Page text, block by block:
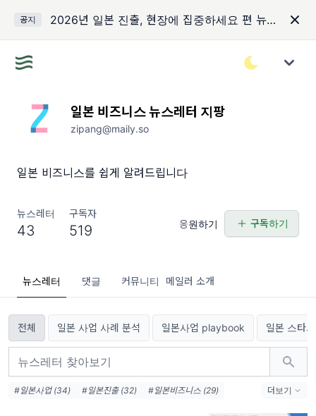
공지 2026년 일본 진출, 현장에 집중하세요 편 뉴스레터 지팡 제작 후기
일본 비즈니스 뉴스레터 지팡
zipang@maily.so
일본 비즈니스를 쉽게 알려드립니다
뉴스레터
43
구독자
519 응원하기 구독하기
뉴스레터 댓글 커뮤니티 메일러 소개
전체 일본 사업 사례 분석 일본사업 playbook 일본 스타
#일본사업 (34) #일본진출 (32)
#일본비즈니스 (29)
더보기